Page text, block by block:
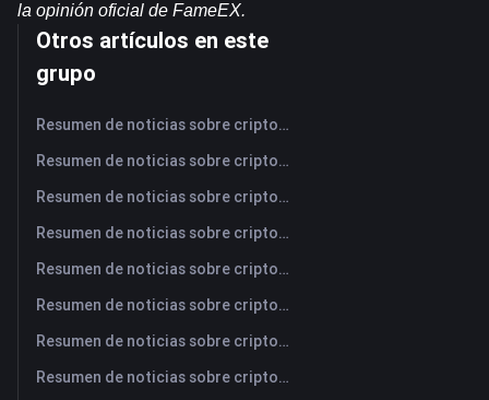
la opinión oficial de FameEX.
Otros artículos en este
grupo
Resumen de noticias sobre criptomonedas de FameEX de hoy | 10 de agosto de 2026
Resumen de noticias sobre criptomonedas de FameEX de hoy | 7 de agosto de 2026
Resumen de noticias sobre criptomonedas de FameEX de hoy | 6 de agosto de 2026
Resumen de noticias sobre criptomonedas de FameEX de hoy | 5 de agosto de 2026
Resumen de noticias sobre criptomonedas de FameEX de hoy | 4 de agosto de 2026
Resumen de noticias sobre criptomonedas de FameEX de hoy | 3 de agosto de 2026
Resumen de noticias sobre criptomonedas de FameEX de hoy | 31 de julio de 2026
Resumen de noticias sobre criptomonedas de FameEX de hoy | 30 de julio de 2026